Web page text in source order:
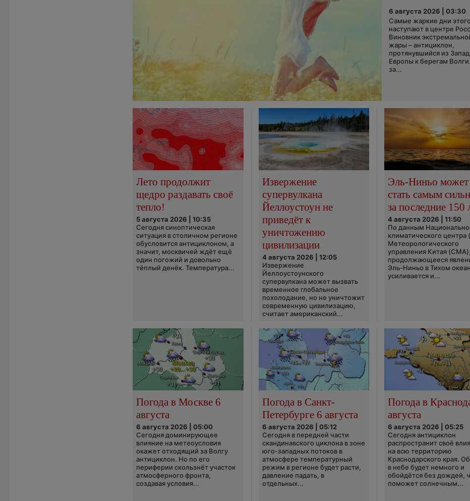
6 августа 2026 | 03:30
Самые жаркие дни
наступают в центре
Виновник
жары – антициклон,
протянувшийся из
Европы к берегам
за...
Лето продолжит
щедро раздавать своё
тепло!
5 августа 2026 | 10:35
Сегодня синоптическая
ситуация в столичном регионе
обусловится антициклоном, а
значит, москвичей ждёт ещё
один погожий и довольно
тёплый денёк. Температура...
Извержение
супервулкана
Йеллоустоун не
приведёт к
уничтожению
цивилизации
4 августа 2026 | 12:05
Извержение
Йеллоустоунского
супервулкана может вызвать
временное глобальное
похолодание, но не уничтожит
современную цивилизацию,
считает американский...
Эль-Ниньо может
стать самым
за последние 150
4 августа 2026 | 11:50
По данным
климатического центра
Метеорологического
управления Китая (CMA),
продолжающееся
Эль-Ниньо в Тихом
усиливается и...
Погода в Москве 6
августа
6 августа 2026 | 05:00
Сегодня доминирующее
влияние на метеоусловия
окажет отходящий за Волгу
антициклон. Но по его
периферии скользнёт участок
атмосферного фронта,
создавая условия...
Погода в Санкт-
Петербурге 6 августа
6 августа 2026 | 05:12
Сегодня в передней части
скандинавского циклона в зоне
юго-западных потоков в
атмосфере температурный
режим в регионе будет расти,
давление падать, в
отдельных...
Погода в
августа
6 августа 2026 | 05:25
Сегодня антициклон
распространит своё
на всю территорию
Краснодарского края.
в небе будет немного и
обойдётся без дождей,
поможет солнечным...